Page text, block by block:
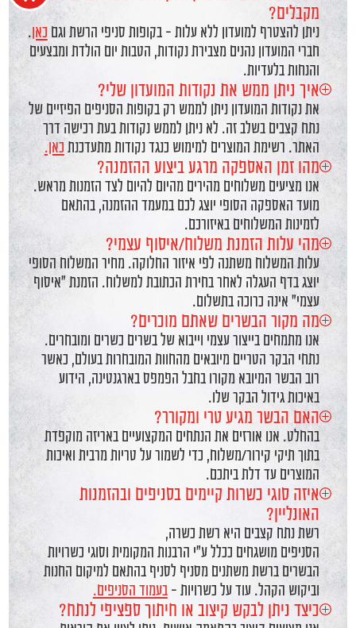
מקבלים?
ניתן להצטרף למועדון ללא עלות - בקופות סניפי הרשת וגם כאן.
חברי המועדון נהנים מצבירת נקודות, הטבות יום הולדת ומבצעים
והנחות בלעדיות.
איך ניתן ממש את נקודות המועדון שלי?
את נקודות המועדון ניתן לממש רק בקופות הסניפים הפיזיים של
נתח קצבים בשלב זה. לא ניתן לממש נקודות בעת רכישה דרך
האתר. רשימת המוצרים למימוש כנגד נקודות מתעדכנת כאן.
מהו זמן האספקה מרגע ביצוע ההזמנה?
אנו מציעים משלוחים מהירים מהיום להיום לצד הזמנות מראש.
מועד האספקה הסופי יוצג לכם במעמד ההזמנה, בהתאם
לזמינות המשלוחים באיזורכם.
מהי עלות הזמנת משלוח/איסוף עצמי?
עלות המשלוח משתנה לפי איזור החלוקה. מחיר המשלוח הסופי
יוצג בדף העגלה לאחר בחירת הכתובת למשלוח. הזמנת "איסוף
עצמי" אינה כרוכה בתשלום.
מה מקור הבשרים שאתם מוכרים?
אנו מתמחים בייצור עצמי וייבוא של בשרים כשרים ומובחרים.
נתחי הבקר הטריים מיובאים מהחוות המובחרות בעולם, כאשר
רוב הבשר המיובא מקורו בחבל הפמפס בארגנטינה, הידוע
באיכות גידול הבקר שלו.
האם הבשר מגיע טרי ומקורר?
בהחלט. אנו אורזים את הנתחים המקצועיים באריזה מוקפדת
בתוך תיקי קירור/משלוח, כדי לשמור על טריות מרבית ואיכות
המוצרים עד דלת ביתכם.
איזה סוגי כשרות קיימים בסניפים ובהזמנות
האונליין?
רשת נתח קצבים היא רשת כשרה,
הסניפים מושגחים ככלל ע"י הרבנות המקומית וסוגי כשרויות
הבשרים ברשת משתנים מסניף לסניף בהתאם למיקום החנות
וביקוש הקהל. עוד על כשרויות -בעמוד הסניפים.
כיצד ניתן לבקש קיצוב או חיתוך ספציפי לנתח?